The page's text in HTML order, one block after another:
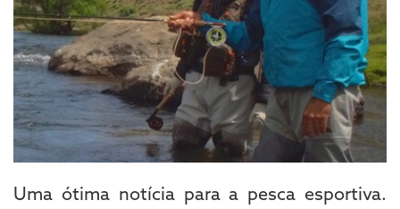
Uma ótima notícia para a pesca esportiva.